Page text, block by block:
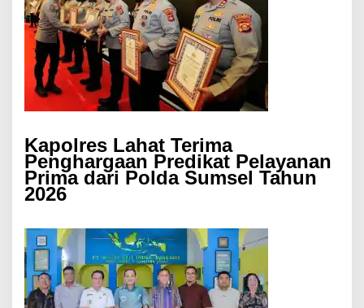
Kapolres Lahat Terima
Penghargaan Predikat Pelayanan
Prima dari Polda Sumsel Tahun
2026